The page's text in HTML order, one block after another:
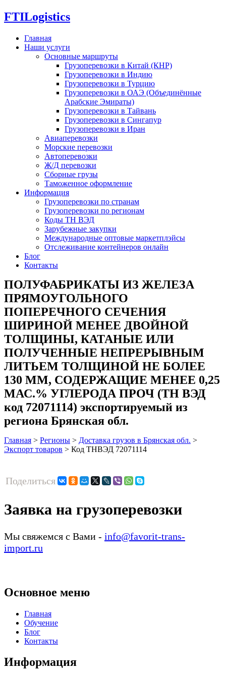
FTILogistics
Главная
Наши услуги
Основные маршруты
Грузоперевозки в Китай (КНР)
Грузоперевозки в Индию
Грузоперевозки в Турцию
Грузоперевозки в ОАЭ (Объединённые
Арабские Эмираты)
Грузоперевозки в Тайвань
Грузоперевозки в Сингапур
Грузоперевозки в Иран
Авиаперевозки
Морские перевозки
Автоперевозки
Ж/Д перевозки
Сборные грузы
Таможенное оформление
Информация
Грузоперевозки по странам
Грузоперевозки по регионам
Коды ТН ВЭД
Зарубежные закупки
Международные оптовые маркетплэйсы
Отслеживание контейнеров онлайн
Блог
Контакты
ПОЛУФАБРИКАТЫ ИЗ ЖЕЛЕЗА
ПРЯМОУГОЛЬНОГО
ПОПЕРЕЧНОГО СЕЧЕНИЯ
ШИРИНОЙ МЕНЕЕ ДВОЙНОЙ
ТОЛЩИНЫ, КАТАНЫЕ ИЛИ
ПОЛУЧЕННЫЕ НЕПРЕРЫВНЫМ
ЛИТЬЕМ ТОЛЩИНОЙ НЕ БОЛЕЕ
130 ММ, СОДЕРЖАЩИЕ МЕНЕЕ 0,25
МАС.% УГЛЕРОДА ПРОЧ (ТН ВЭД
код 72071114) экспортируемый из
региона Брянская обл.
Главная > Регионы > Доставка грузов в Брянская обл. >
Экспорт товаров > Код ТНВЭД 72071114
Поделиться
Заявка на грузоперевозки
Мы свяжемся с Вами - info@favorit-trans-
import.ru
Основное меню
Главная
Обучение
Блог
Контакты
Информация